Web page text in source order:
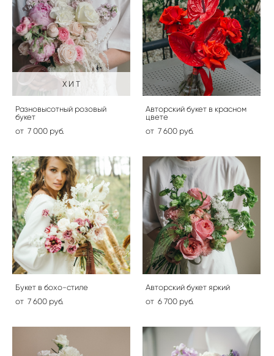
Х И Т
Разновысотный розовый
букет
от 7 000 pуб.
Авторский букет в красном
цвете
от 7 600 pуб.
Букет в бохо-стиле
от 7 600 pуб.
Авторский букет яркий
от 6 700 pуб.